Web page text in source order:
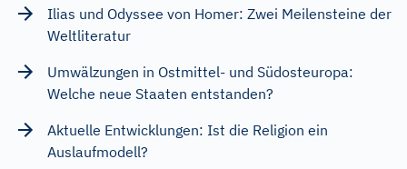
Ilias und Odyssee von Homer: Zwei Meilensteine der
Weltliteratur
Umwälzungen in Ostmittel- und Südosteuropa:
Welche neue Staaten entstanden?
Aktuelle Entwicklungen: Ist die Religion ein
Auslaufmodell?